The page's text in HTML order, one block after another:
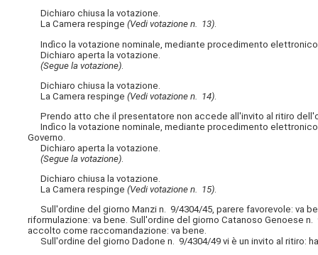
Dichiaro chiusa la votazione.
La Camera respinge(Vedi votazione n. 13).
Indìco la votazione nominale, mediante procedimento
Dichiaro aperta la votazione.
(Segue la votazione)
Dichiaro chiusa la votazione.
La Camera respinge(Vedi votazione n. 14)
Prendo atto che il presentatore non accede all'invito al ritiro
Indìco la votazione nominale, mediante procedimento
Governo.
Dichiaro aperta la votazione.
(Segue la votazione)
Dichiaro chiusa la votazione.
La Camera respinge(Vedi votazione n. 15).
Sull'ordine del giorno Manzi n. 9/4304/45, parere favorevole: va
riformulazione: va bene. Sull'ordine del giorno Catanoso Genoese
accolto come raccomandazione: va bene.
Sull'ordine del giorno Dadone n. 9/4304/49 vi è un invito al ritiro: